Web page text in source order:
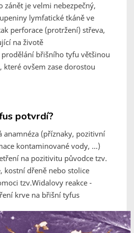
zánět je velmi nebezpečný,
lymfatické tkáně ve
perforace (protržení) střeva,
na životě
břišního tyfu většinou
, které ovšem zase dorostou
potvrdí?
anamnéza (příznaky, pozitivní
kontaminované vody, ...)
na pozitivitu původce tzv.
kostní dřeně nebo stolice
tzv.Widalovy reakce -
krve na břišní tyfus